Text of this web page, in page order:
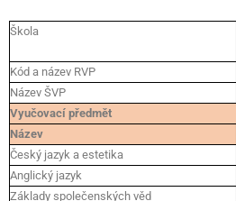
Škola
Kód a název RVP
Název ŠVP
Vyučovací předmět
Název
Český jazyk a estetika
Anglický jazyk
Základy společenských věd